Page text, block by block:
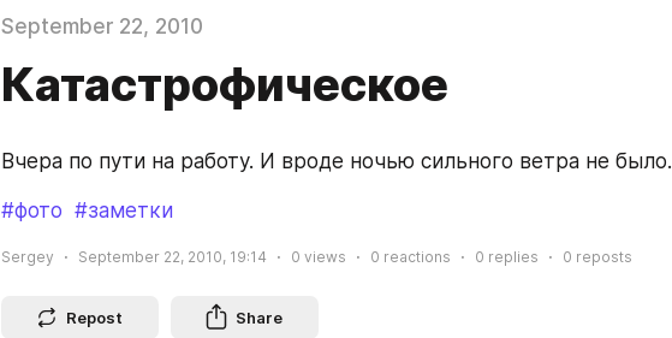
September 22, 2010
Катастрофическое
Вчера по пути на работу. И вроде ночью сильного ветра не было.
#фото #заметки
Sergey September 22, 2010, 19:14 0 views 0 reactions 0 replies 0 reposts
Repost Share